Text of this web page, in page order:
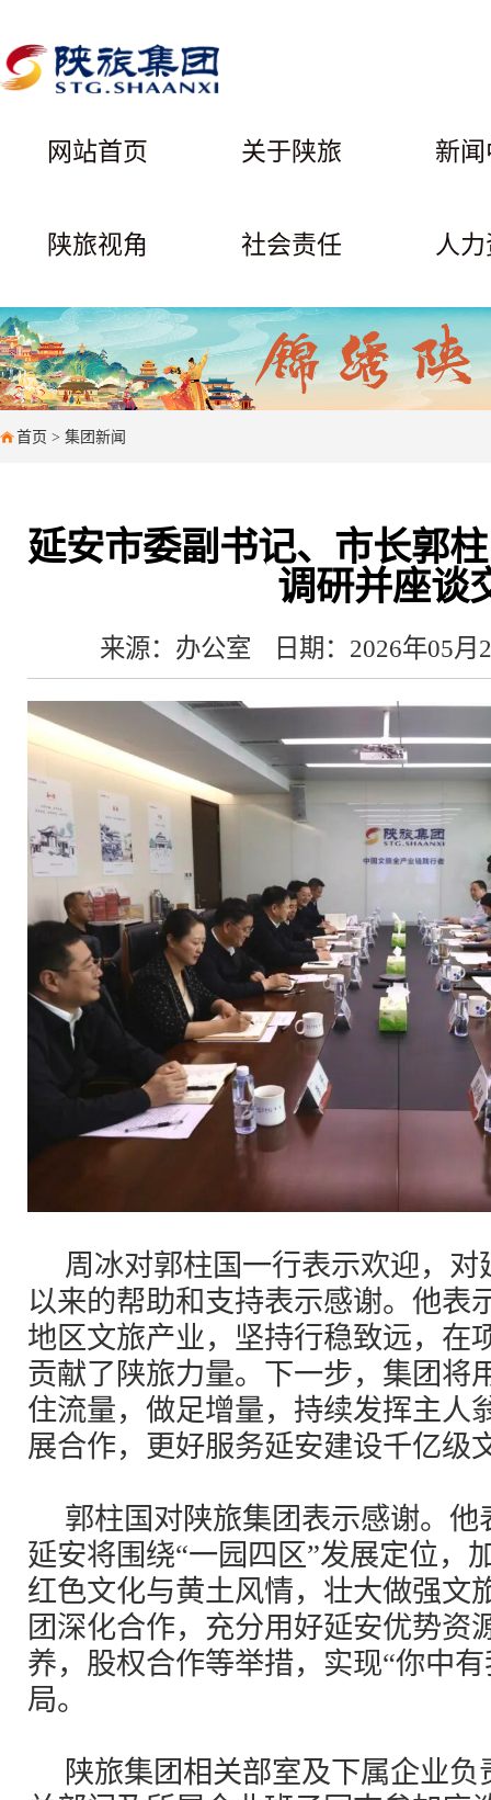
网站首页 关于陕旅 新
陕旅视角 社会责任 人
首页 > 集团新闻
延安市委副书记、市长郭
调研并座谈
来源：办公室 日期：2026年05月
周冰对郭柱国一行表示欢迎，
以来的帮助和支持表示感谢。他表
地区文旅产业，坚持行稳致远，在
贡献了陕旅力量。下一步，集团将
住流量，做足增量，持续发挥主人
展合作，更好服务延安建设千亿级
郭柱国对陕旅集团表示感谢。他
延安将围绕“一园四区”发展定位，
红色文化与黄土风情，壮大做强文
团深化合作，充分用好延安优势资
养，股权合作等举措，实现“你中
局。
陕旅集团相关部室及下属企业